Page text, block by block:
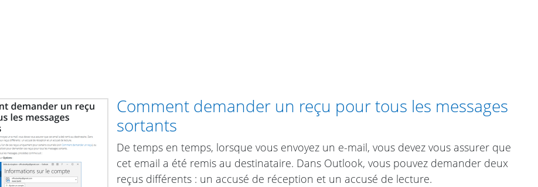
Comment demander un reçu pour tous les messages
sortants
De temps en temps, lorsque vous envoyez un e-mail, vous devez vous assurer que
cet email a été remis au destinataire. Dans Outlook, vous pouvez demander deux
reçus différents : un accusé de réception et un accusé de lecture.